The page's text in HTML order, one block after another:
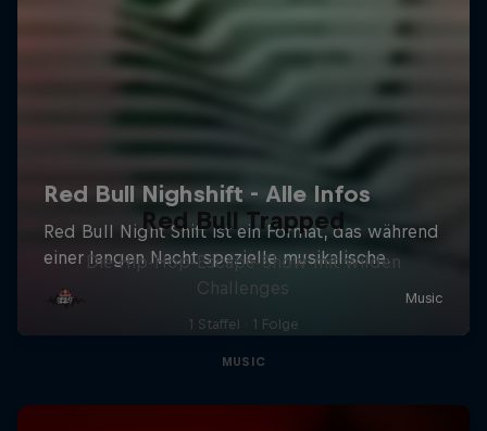
Red Bull Trapped
Die Hip-Hop-Escape-Show mit wilden
Challenges
1 Staffel · 1 Folge
MUSIC